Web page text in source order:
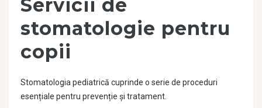
Servicii de
stomatologie pentru
copii
Stomatologia pediatrică cuprinde o serie de proceduri
esențiale pentru prevenție și tratament.